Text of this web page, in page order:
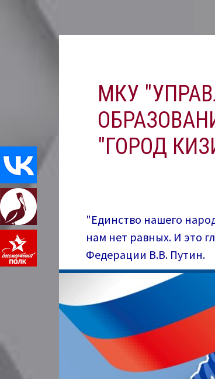
Перейти
МКУ
"ГОРОД
"Единство нашего
нам нет равных. И это
Федерации В.В. Путин.